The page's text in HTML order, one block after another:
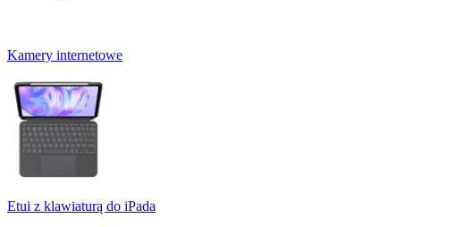
Kamery internetowe
Etui z klawiaturą do iPada